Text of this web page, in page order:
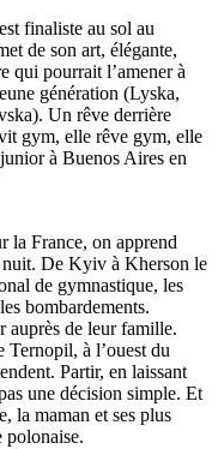
finaliste au sol au
de son art, élégante,
qui pourrait l’amener à
génération (Lyska,
Un rêve derrière
gym, elle rêve gym, elle
à Buenos Aires en
la France, on apprend
nuit. De Kyiv à Kherson le
de gymnastique, les
bombardements.
auprès de leur famille.
Ternopil, à l’ouest du
Partir, en laissant
une décision simple. Et
la maman et ses plus
polonaise.